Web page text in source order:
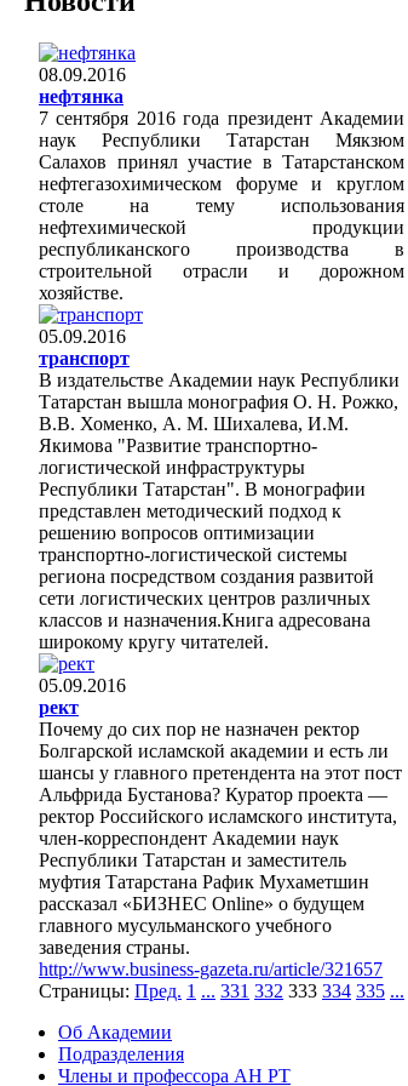
08.09.2016
нефтянка
7 сентября 2016 года президент Академии
наук Республики Татарстан Мякзюм
Салахов принял участие в Татарстанском
нефтегазохимическом форуме и круглом
столе на тему использования
нефтехимической продукции
республиканского производства в
строительной отрасли и дорожном
хозяйстве.
05.09.2016
транспорт
В издательстве Академии наук Республики
Татарстан вышла монография О. Н. Рожко,
В.В. Хоменко, А. М. Шихалева, И.М.
Якимова "Развитие транспортно-
логистической инфраструктуры
Республики Татарстан". В монографии
представлен методический подход к
решению вопросов оптимизации
транспортно-логистической системы
региона посредством создания развитой
сети логистических центров различных
классов и назначения.Книга адресована
широкому кругу читателей.
05.09.2016
рект
Почему до сих пор не назначен ректор
Болгарской исламской академии и есть ли
шансы у главного претендента на этот пост
Альфрида Бустанова? Куратор проекта —
ректор Российского исламского института,
член-корреспондент Академии наук
Республики Татарстан и заместитель
муфтия Татарстана Рафик Мухаметшин
рассказал «БИЗНЕС Online» о будущем
главного мусульманского учебного
заведения страны.
http://www.business-gazeta.ru/article/321657
Страницы: Пред. 1 ... 331 332 333 334 335 ...
Об Академии
Подразделения
Члены и профессора АН РТ